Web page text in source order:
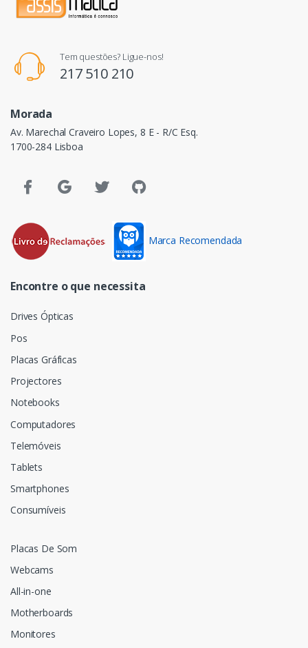
Tem questões? Ligue-nos!
217 510 210
Morada
Av. Marechal Craveiro Lopes, 8 E - R/C Esq.
1700-284 Lisboa
Marca Recomendada
Encontre o que necessita
Drives Ópticas
Pos
Placas Gráficas
Projectores
Notebooks
Computadores
Telemóveis
Tablets
Smartphones
Consumíveis
Placas De Som
Webcams
All-in-one
Motherboards
Monitores